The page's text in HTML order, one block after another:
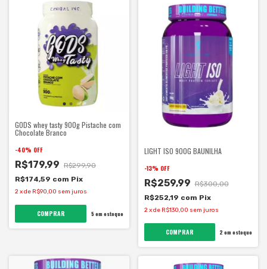
GODS whey tasty 900g Pistache com
Chocolate Branco
-40% OFF
R$179,99 R$299,90
R$174,59 com Pix
2xde R$90,00 sem juros
5 em estoque
LIGHT ISO 900G BAUNILHA
-13% OFF
R$259,99 R$300,00
R$252,19 com Pix
2 xde R$130,00 sem juros
2em estoque